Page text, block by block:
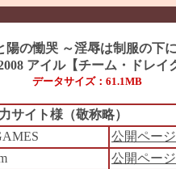
陽の慟哭 ～淫辱は制服の下
アイル【チーム・ドレイ
データサイズ：61.1MB
サイト様（敬称略）
公開ページ
公開ページ